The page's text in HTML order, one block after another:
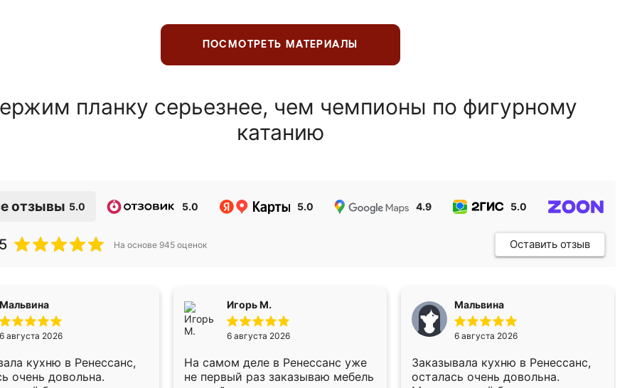
ПОСМОТРЕТЬ МАТЕРИАЛЫ
планку серьезнее, чем чемпионы по фигурному
катанию
отзывы 5.0 5.0 5.0 4.9 5.0
На основе 945 оценок Оставить отзыв
Мальвина
6 августа 2026
кухню в Ренессанс,
очень довольна.
Игорь М.
6 августа 2026
На самом деле в Ренессанс уже
не первый раз заказываю мебель
Мальвина
6 августа 2026
Заказывала кухню в Ренессанс,
осталась очень довольна.